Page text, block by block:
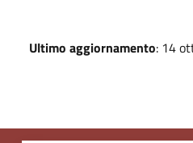
Ultimo aggiornamento: 14